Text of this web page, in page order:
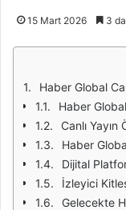
15 Mart 2026 3
Haber Global
Haber
Canlı Yayın
Haber
Dijital
İzleyici
Gelecekte